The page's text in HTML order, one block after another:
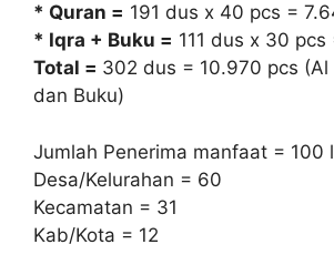
* Quran = 191 dus x 40 pcs =
* Iqra + Buku = 111 dus x 30
Total = 302 dus = 10.970 pcs (Al
dan Buku)
Jumlah Penerima manfaat = 100
Desa/Kelurahan = 60
Kecamatan = 31
Kab/Kota = 12